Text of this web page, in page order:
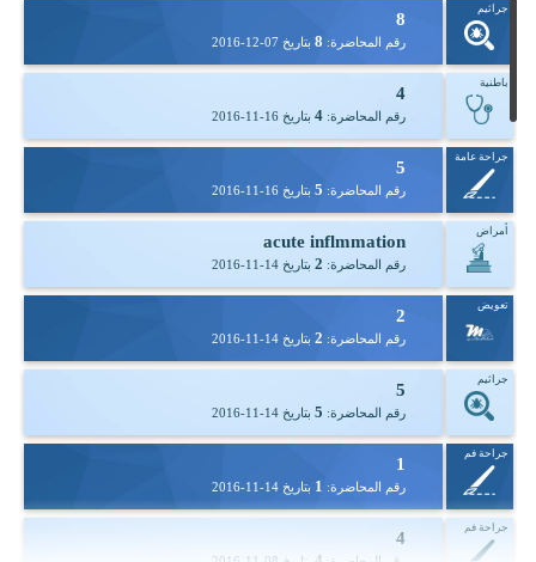
جراثيم
8
رقم المحاضرة: 8 بتاريخ 2016-12-07
باطنية
4
رقم المحاضرة:4 بتاريخ2016-11-16
جراحة عامة
5
رقم المحاضرة: 5 بتاريخ2016-11-16
أمراض
acute inflmmation
رقم المحاضرة: 2 بتاريخ2016-11-14
تعويض
2
رقم المحاضرة: 2 بتاريخ2016-11-14
جراثيم
5
رقم المحاضرة: 5 بتاريخ2016-11-14
جراحة فم
1
رقم المحاضرة: 1 بتاريخ2016-11-14
جراحة فم
4